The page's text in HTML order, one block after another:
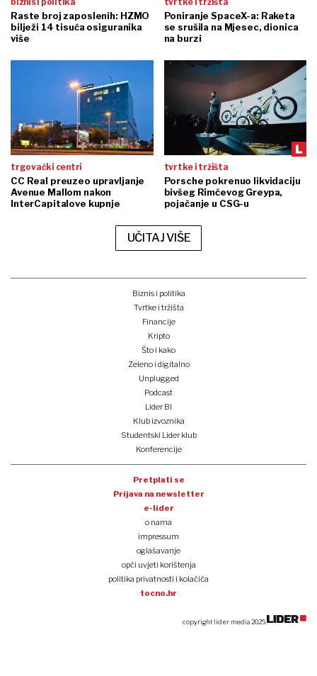
Raste broj zaposlenih: HZMO
bilježi 14 tisuća osiguranika
više
Poniranje SpaceX-a: Raketa
se srušila na Mjesec, dionica
na burzi
trgovački centri
CC Real preuzeo upravljanje
Avenue Mallom nakon
InterCapitalove kupnje
tvrtke i tržišta
Porsche pokrenuo likvidaciju
bivšeg Rimčevog Greypa,
pojačanje u CSG-u
UČITAJ VIŠE
Biznis i politika
Tvrtke i tržišta
Financije
Kripto
Što i kako
Zeleno i digitalno
Unplugged
Podcast
Lider BI
Klub izvoznika
Studentski Lider klub
Konferencije
Pretplati se
Prijava na newsletter
e-lider
o nama
impressum
oglašavanje
opći uvjeti korištenja
politika privatnosti i kolačića
tocno.hr
copyright lider media 2025.